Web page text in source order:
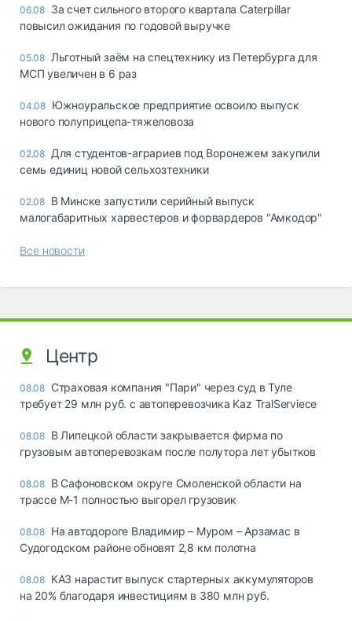
06.08 За счет сильного второго квартала Caterpillar
повысил ожидания по годовой выручке
05.08 Льготный заём на спецтехнику из Петербурга для
МСП увеличен в 6 раз
04.08 Южноуральское предприятие освоило выпуск
нового полуприцепа-тяжеловоза
02.08 Для студентов-аграриев под Воронежем закупили
семь единиц новой сельхозтехники
02.08 В Минске запустили серийный выпуск
малогабаритных харвестеров и форвардеров "Амкодор"
Все новости
Центр
08.08 Страховая компания "Пари" через суд в Туле
требует 29 млн руб. с автоперевозчика Kaz TralServiece
08.08 В Липецкой области закрывается фирма по
грузовым автоперевозкам после полутора лет убытков
08.08 В Сафоновском округе Смоленской области на
трассе М-1 полностью выгорел грузовик
08.08 На автодороге Владимир – Муром – Арзамас в
Судогодском районе обновят 2,8 км полотна
08.08 КАЗ нарастит выпуск стартерных аккумуляторов
на 20% благодаря инвестициям в 380 млн руб.